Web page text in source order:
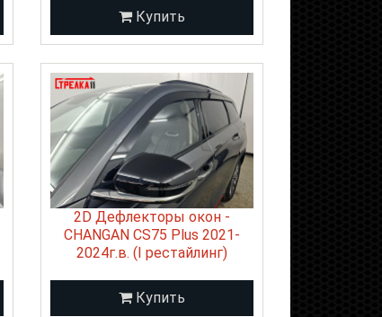
Купить
2D Дефлекторы окон -
CHANGAN CS75 Plus 2021-
2024г.в. (I рестайлинг)
Купить